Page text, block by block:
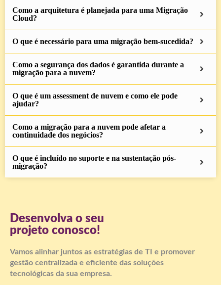
Como a arquitetura é planejada para uma Migração
Cloud?
O que é necessário para uma migração bem-sucedida?
Como a segurança dos dados é garantida durante a
migração para a nuvem?
O que é um assessment de nuvem e como ele pode
ajudar?
Como a migração para a nuvem pode afetar a
continuidade dos negócios?
O que é incluído no suporte e na sustentação pós-
migração?
Desenvolva o seu
projeto conosco!
Vamos alinhar juntos as estratégias de TI e promover
gestão centralizada e eficiente das soluções
tecnológicas da sua empresa.